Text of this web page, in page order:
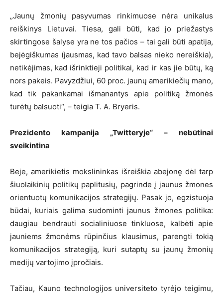
„Jaunų žmonių pasyvumas rinkimuose nėra unikalus
reiškinys Lietuvai. Tiesa, gali būti, kad jo priežastys
skirtingose šalyse yra ne tos pačios – tai gali būti apatija,
bejėgiškumas (jausmas, kad tavo balsas nieko nereiškia),
netikėjimas, kad išrinktieji politikai, kad ir kas jie būtų, ką
nors pakeis. Pavyzdžiui, 60 proc. jaunų amerikiečių mano,
kad tik pakankamai išmanantys apie politiką žmonės
turėtų balsuoti“, – teigia T. A. Bryeris.
Prezidento kampanija „Twitteryje“ – nebūtinai
sveikintina
Beje, amerikietis mokslininkas išreiškia abejonę dėl tarp
šiuolaikinių politikų paplitusių, pagrinde į jaunus žmones
orientuotų komunikacijos strategijų. Pasak jo, egzistuoja
būdai, kuriais galima sudominti jaunus žmones politika:
daugiau bendrauti socialiniuose tinkluose, kalbėti apie
jauniems žmonėms rūpinčius klausimus, parengti tokią
komunikacijos strategiją, kuri sutaptų su jaunų žmonių
medijų vartojimo įpročiais.
Tačiau, Kauno technologijos universiteto tyrėjo teigimu,